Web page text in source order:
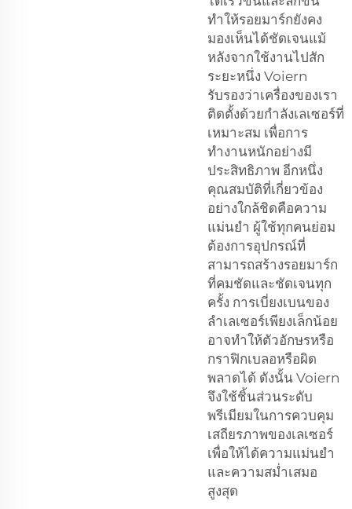
ทำให้รอยมาร์กยังคง
มองเห็นได้ชัดเจนแม้
หลังจากใช้งานไปสัก
ระยะหนึ่ง Voiern
รับรองว่าเครื่องของเรา
ติดตั้งด้วยกำลังเลเซอร์ที่
เหมาะสม เพื่อการ
ทำงานหนักอย่างมี
ประสิทธิภาพ อีกหนึ่ง
คุณสมบัติที่เกี่ยวข้อง
อย่างใกล้ชิดคือความ
แม่นยำ ผู้ใช้ทุกคนย่อม
ต้องการอุปกรณ์ที่
สามารถสร้างรอยมาร์ก
ที่คมชัดและชัดเจนทุก
ครั้ง การเบี่ยงเบนของ
ลำเลเซอร์เพียงเล็กน้อย
อาจทำให้ตัวอักษรหรือ
กราฟิกเบลอหรือผิด
พลาดได้ ดังนั้น Voiern
จึงใช้ชิ้นส่วนระดับ
พรีเมียมในการควบคุม
เสถียรภาพของเลเซอร์
เพื่อให้ได้ความแม่นยำ
และความสม่ำเสมอ
สูงสุด